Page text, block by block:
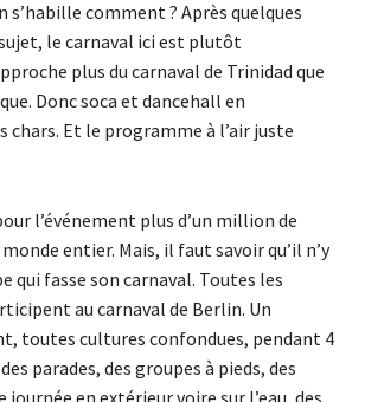
s’habille comment ? Après quelques
le carnaval ici est plutôt
plus du carnaval de Trinidad que
Doncsoca etdancehall en
chars. Et le programme à l’air juste
l’événement plus d’un million de
entier. Mais, il faut savoir qu’il n’y
qui fasse son carnaval. Toutes les
au carnaval de Berlin. Un
toutes cultures confondues, pendant 4
parades, des groupes à pieds, des